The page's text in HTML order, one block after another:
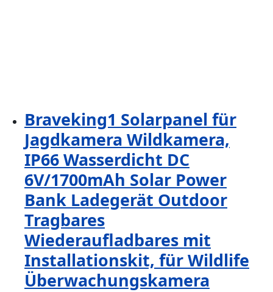
Braveking1 Solarpanel für
Jagdkamera Wildkamera,
IP66 Wasserdicht DC
6V/1700mAh Solar Power
Bank Ladegerät Outdoor
Tragbares
Wiederaufladbares mit
Installationskit, für Wildlife
Überwachungskamera